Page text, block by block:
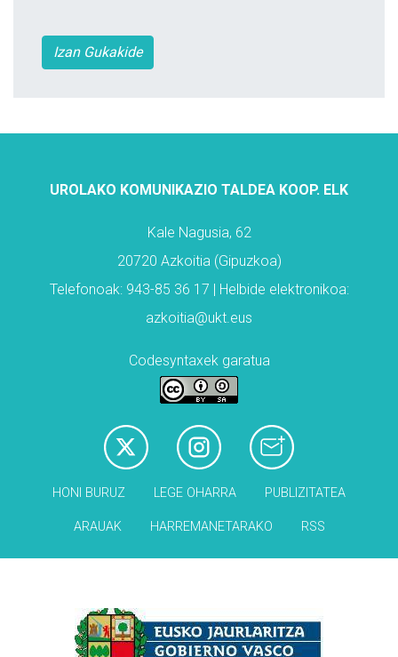
Izan Gukakide
UROLAKO KOMUNIKAZIO TALDEA KOOP. ELK
Kale Nagusia, 62
20720 Azkoitia (Gipuzkoa)
Telefonoak: 943-85 36 17 | Helbide elektronikoa:
azkoitia@ukt.eus
Codesyntaxek garatua
HONI BURUZ LEGE OHARRA PUBLIZITATEA
ARAUAK HARREMANETARAKO RSS